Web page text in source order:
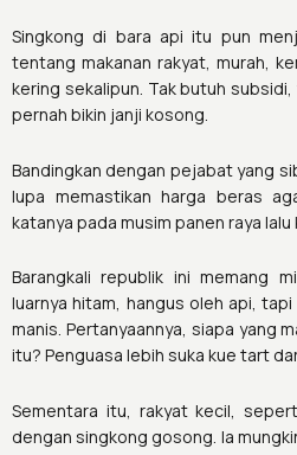
Singkong di bara api itu pun
tentang makanan rakyat, murah,
kering sekalipun. Tak butuh
pernah bikin janji kosong.
Bandingkan dengan pejabat yang
lupa memastikan harga beras
katanya pada musim panen raya
Barangkali republik ini memang
luarnya hitam, hangus oleh api,
manis. Pertanyaannya, siapa yang
itu? Penguasa lebih suka kue tart
Sementara itu, rakyat kecil,
dengan singkong gosong. Ia